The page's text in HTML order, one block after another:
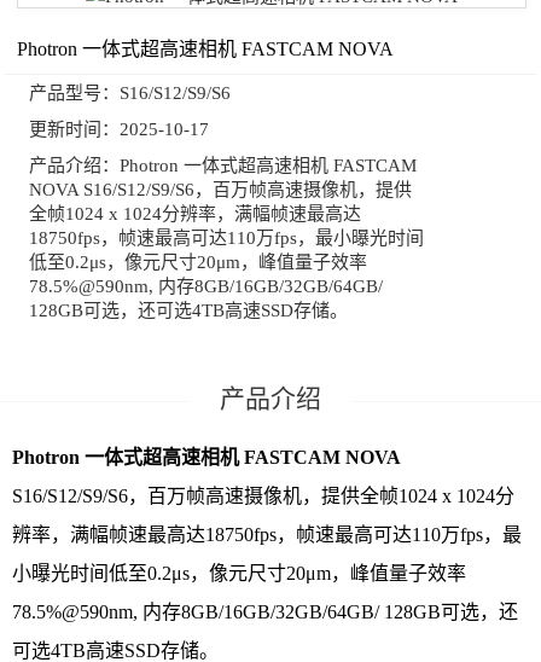
Photron 一体式超高速相机 FASTCAM NOVA
产品型号： S16/S12/S9/S6
更新时间： 2025-10-17
产品介绍： Photron 一体式超高速相机 FASTCAM
NOVA S16/S12/S9/S6，百万帧高速摄像机，提供
全帧1024 x 1024分辨率，满幅帧速最高达
18750fps，帧速最高可达110万fps，最小曝光时间
低至0.2μs，像元尺寸20μm，峰值量子效率
78.5%@590nm, 内存8GB/16GB/32GB/64GB/
128GB可选，还可选4TB高速SSD存储。
Photron 一体式超高速相机 FASTCAM NOVA
S16/S12/S9/S6，百万帧高速摄像机，提供全帧1024 x 1024分
辨率，满幅帧速最高达18750fps，帧速最高可达110万fps，最
小曝光时间低至0.2μs，像元尺寸20μm，峰值量子效率
78.5%@590nm, 内存8GB/16GB/32GB/64GB/ 128GB可选，还
可选4TB高速SSD存储。